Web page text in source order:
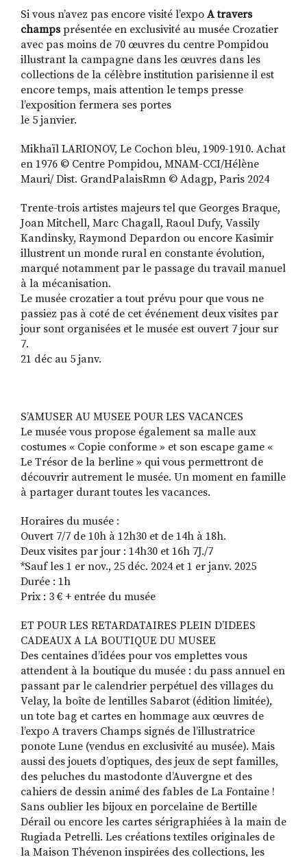
Si vous n’avez pas encore visité l’expo A travers
champsprésentée en exclusivité au musée Crozatier
avec pas moins de 70 œuvres du centre Pompidou
illustrant la campagne dans les œuvres dans les
collections de la célèbre institution parisienne il est
encore temps, mais attention le temps presse
l’exposition fermera ses portes
le 5 janvier.
Mikhaïl LARIONOV, Le Cochon bleu, 1909-1910. Achat
en 1976 © Centre Pompidou, MNAM-CCI/Hélène
Mauri/ Dist. GrandPalaisRmn © Adagp, Paris 2024
Trente-trois artistes majeurs tel que Georges Braque,
Joan Mitchell, Marc Chagall, Raoul Dufy, Vassily
Kandinsky, Raymond Depardon ou encore Kasimir
illustrent un monde rural en constante évolution,
marqué notamment par le passage du travail manuel
à la mécanisation.
Le musée crozatier a tout prévu pour que vous ne
passiez pas à coté de cet événement deux visites par
jour sont organisées et le musée est ouvert 7 jour sur
7.
21 déc au 5 janv.
S’AMUSER AU MUSEE POUR LES VACANCES
Le musée vous propose également sa malle aux
costumes « Copie conforme » et son escape game «
Le Trésor de la berline » qui vous permettront de
découvrir autrement le musée. Un moment en famille
à partager durant toutes les vacances.
Horaires du musée :
Ouvert 7/7 de 10h à 12h30 et de 14h à 18h.
Deux visites par jour : 14h30 et 16h 7J./7
*Sauf les 1 er nov., 25 déc. 2024 et 1 er janv. 2025
Durée : 1h
Prix : 3 € + entrée du musée
ET POUR LES RETARDATAIRES PLEIN D’IDEES
CADEAUX A LA BOUTIQUE DU MUSEE
Des centaines d’idées pour vos emplettes vous
attendent à la boutique du musée : du pass annuel en
passant par le calendrier perpétuel des villages du
Velay, la boîte de lentilles Sabarot (édition limitée),
un tote bag et cartes en hommage aux œuvres de
l’expo A travers Champs signés de l’illustratrice
ponote Lune (vendus en exclusivité au musée). Mais
aussi des jouets d’optiques, des jeux de sept familles,
des peluches du mastodonte d’Auvergne et des
cahiers de dessin animé des fables de La Fontaine !
Sans oublier les bijoux en porcelaine de Bertille
Dérail ou encore les cartes sérigraphiées à la main de
Rugiada Petrelli. Les créations textiles originales de
la Maison Thévenon inspirées des collections, les